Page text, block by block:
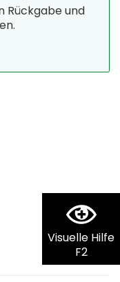
Visuelle Hilfe
F2
Rückgabe und